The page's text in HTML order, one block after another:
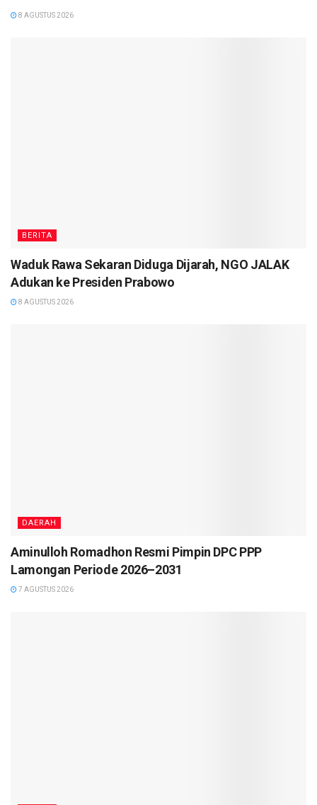
8 AGUSTUS 2026
BERITA
Waduk Rawa Sekaran Diduga Dijarah, NGO JALAK
Adukan ke Presiden Prabowo
8 AGUSTUS 2026
DAERAH
Aminulloh Romadhon Resmi Pimpin DPC PPP
Lamongan Periode 2026–2031
7 AGUSTUS 2026